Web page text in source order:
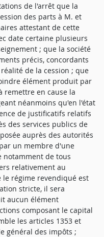
de l'arrêt que la
des parts à M. et
attestant de cette
date certaine plusieurs
; que la société
précis, concordants
de la cession ; que
élément produit par
remettre en cause la
néanmoins qu'en l'état
de justificatifs relatifs
des services publics de
auprès des autorités
un membre d'une
notamment de tous
relativement au
le régime revendiqué est
stricte, il sera
aucun élément
composant le capital
les articles 1353 et
général des impôts ;